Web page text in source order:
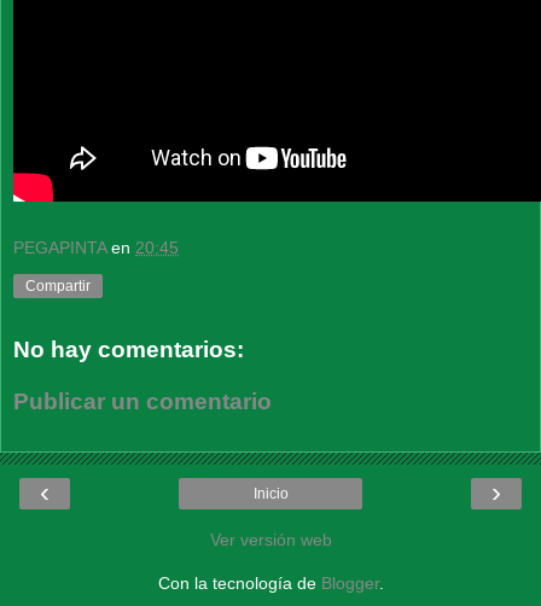
PEGAPINTA en 20:45
Compartir
No hay comentarios:
Publicar un comentario
‹ ›
Inicio
Ver versión web
Con la tecnología de Blogger.